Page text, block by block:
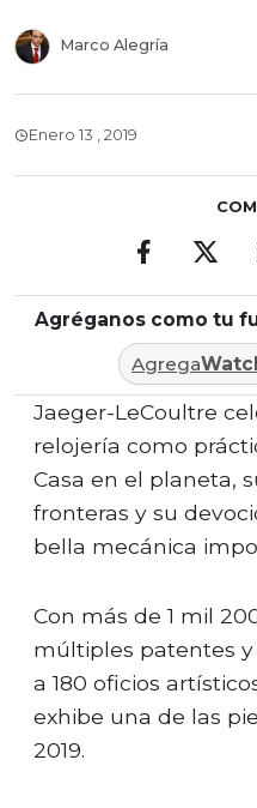
Marco Alegría
Enero 13 , 2019
Agréganos como tu
Agrega
Jaeger-LeCoultre
relojería como
Casa en el planeta,
fronteras y su
bella mecánica
Con más de 1 mil
múltiples patentes
a 180 oficios
exhibe una de las
2019.